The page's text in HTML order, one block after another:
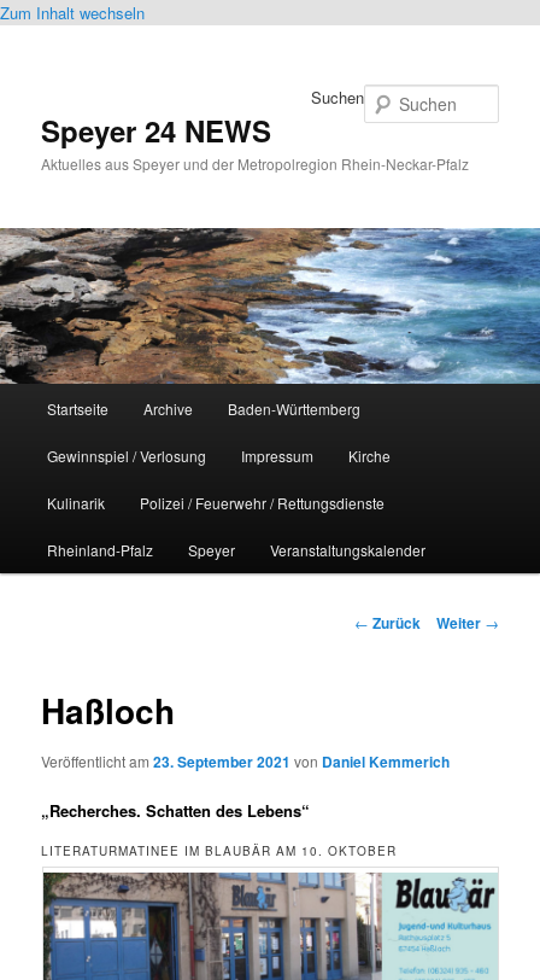
Zum Inhalt wechseln
Speyer 24 NEWS
Aktuelles aus Speyer und der Metropolregion Rhein-Neckar-Pfalz
Suchen
Startseite Archive Baden-Württemberg
Gewinnspiel / Verlosung Impressum Kirche
Kulinarik Polizei / Feuerwehr / Rettungsdienste
Rheinland-Pfalz Speyer Veranstaltungskalender
Beitrags-
← Zurück Weiter →
Haßloch
Veröffentlicht am23. September 2021 von Daniel Kemmerich
„Recherches. Schatten des Lebens“
LITERATURMATINEE IM BLAUBÄR AM 10. OKTOBER